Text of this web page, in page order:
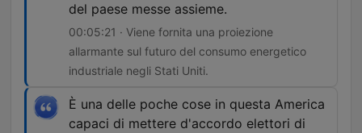
del paese messe assieme.
00:05:21 · Viene fornita una proiezione
allarmante sul futuro del consumo energetico
industriale negli Stati Uniti.
È una delle poche cose in questa America
capaci di mettere d'accordo elettori di